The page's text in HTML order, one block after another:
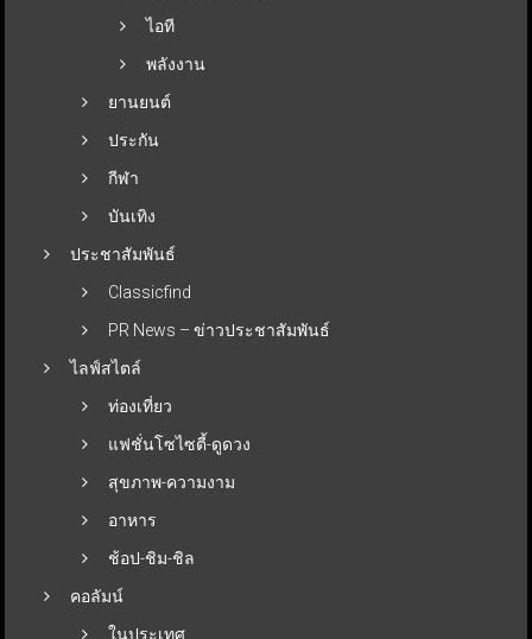
ไอที
พลังงาน
ยานยนต์
ประกัน
กีฬา
บันเทิง
ประชาสัมพันธ์
Classicfind
PR News – ข่าวประชาสัมพันธ์
ไลฟ์สไตล์
ท่องเที่ยว
แฟชั่นโซไซตี้-ดูดวง
สุขภาพ-ความงาม
อาหาร
ช้อป-ชิม-ชิล
คอลัมน์
ในประเทศ